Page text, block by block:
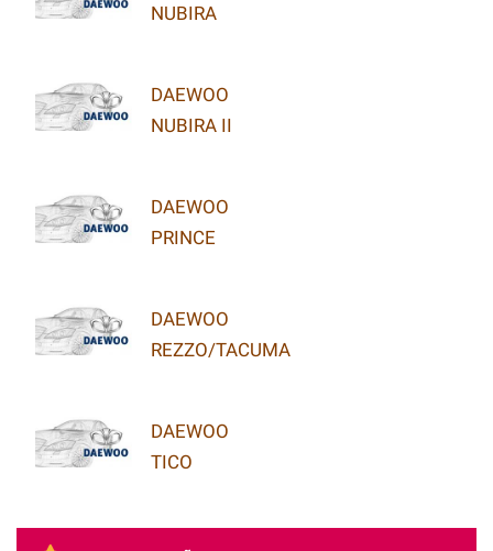
NUBIRA
DAEWOO
NUBIRA II
DAEWOO
PRINCE
DAEWOO
REZZO/TACUMA
DAEWOO
TICO